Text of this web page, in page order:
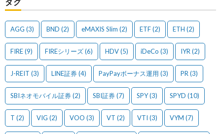
AGG (3) BND (2) eMAXIS Slim (2) ETF(2) ETH (2)
FIRE(9) FIREシリーズ(6) HDV(5) iDeCo (3) IYR (2)
J-REIT (3) LINE証券(4) PayPayボーナス運用 (3) PR (3)
SBIネオモバイル証券(2) SBI証券(7) SPY(3) SPYD (10)
T (2) VIG (2) VOO (3) VT (2) VTI (3) VYM (7)